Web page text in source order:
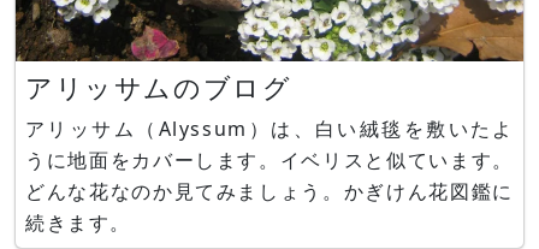
アリッサムのブログ
アリッサム（Alyssum）は、白い絨毯を敷いたよ
うに地面をカバーします。イベリスと似ています。
どんな花なのか見てみましょう。かぎけん花図鑑に
続きます。